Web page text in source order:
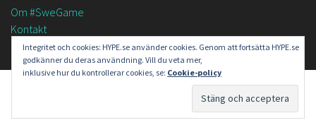
Om #SweGame
Kontakt
Integritet och cookies: HYPE.se använder cookies. Genom att fortsätta HYPE.se
godkänner du deras användning. Vill du veta mer,
inklusive hur du kontrollerar cookies, se: Cookie-policy